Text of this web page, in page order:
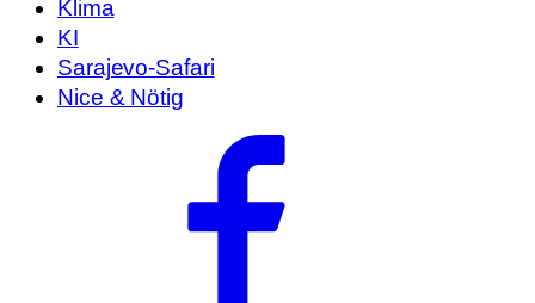
Klima
KI
Sarajevo-Safari
Nice & Nötig